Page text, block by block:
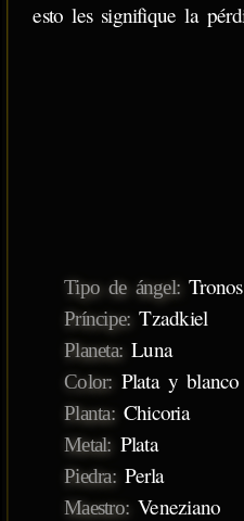
esto les signifique la
Tipo de ángel: Tronos
Príncipe: Tzadkiel
Planeta: Luna
Color: Plata y blanco
Planta:Chicoria
Metal: Plata
Piedra:Perla
Maestro: Veneziano